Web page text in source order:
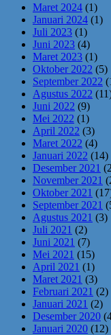
Maret 2024 (1)
Januari 2024 (1)
Juli 2023 (1)
Juni 2023 (4)
Maret 2023 (1)
Oktober 2022 (5)
September 2022
Agustus 2022
Juni 2022 (9)
Mei 2022 (1)
April 2022 (3)
Maret 2022 (4)
Januari 2022 (14)
Desember 2021
November 2021
Oktober 2021
September 2021
Agustus 2021 (3)
Juli 2021 (2)
Juni 2021 (7)
Mei 2021 (15)
April 2021 (1)
Maret 2021 (3)
Februari 2021 (2)
Januari 2021 (2)
Desember 2020
Januari 2020 (12)